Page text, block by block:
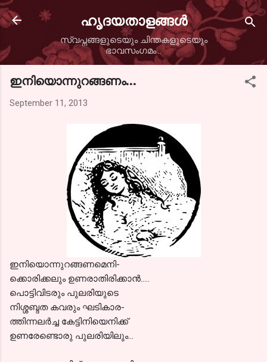
Skip to main content
ഹൃദയതാളങ്ങള്‍
സ്വപ്നങ്ങളുടെയും ചിന്തകളുടെയും
ഭാവസംഗമം...
ഇനിയൊന്നുറങ്ങണം...
September 11, 2013
ഇനിയൊന്നുറങ്ങണമെനി-
ക്കൊരിക്കലും ഉണരാതിരിക്കാന്‍.....
പൊട്ടിവിടരും പുലരിയുടെ
നിശ്ശബ്ദത കവരും ഘടികാര-
ത്തിന്നലര്‍ച്ച കേട്ടിനിയെനിക്ക്
ഉണരേണ്ടൊരു പുലരിയിലും...